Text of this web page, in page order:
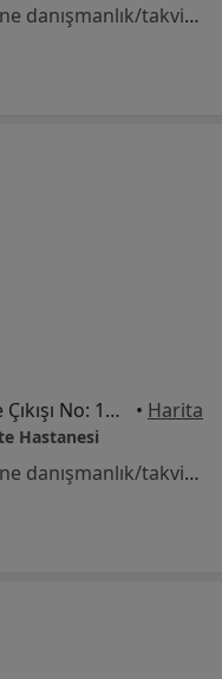
Bu uzman ilgili adres için online danışmanlık/takvim sunmuyor.
Tem Avrupa Otoyolu Göztepe Çıkışı No: 1Bağcılar, İstanbul • Harita
Hastanesi
Bu uzman ilgili adres için online danışmanlık/takvim sunmuyor.